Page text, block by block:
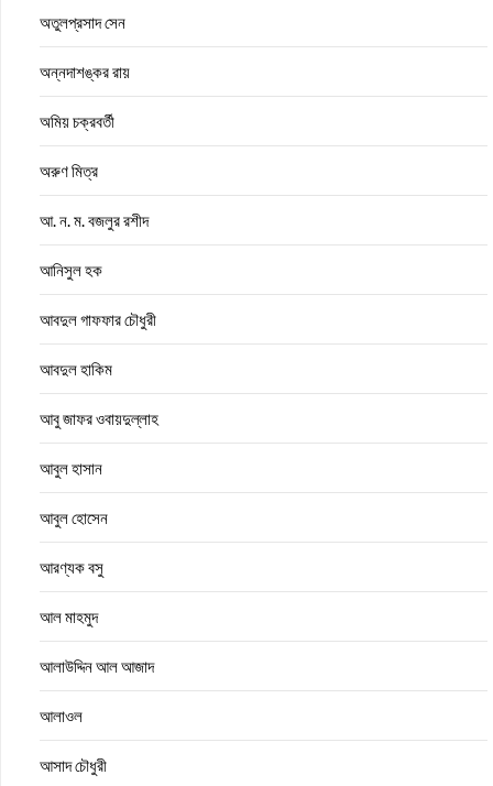
অতুলপ্রসাদ সেন
অন্নদাশঙ্কর রায়
অমিয় চক্রবর্তী
অরুণ মিত্র
আ. ন. ম. বজলুর রশীদ
আনিসুল হক
আবদুল গাফফার চৌধুরী
আবদুল হাকিম
আবু জাফর ওবায়দুল্লাহ
আবুল হাসান
আবুল হোসেন
আরণ্যক বসু
আল মাহমুদ
আলাউদ্দিন আল আজাদ
আলাওল
আসাদ চৌধুরী